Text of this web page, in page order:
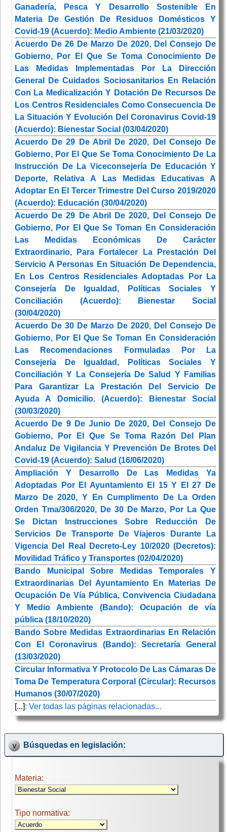
Ganadería, Pesca Y Desarrollo Sostenible En
Materia De Gestión De Residuos Domésticos Y
Covid-19 (Acuerdo): Medio Ambiente (21/03/2020)
Acuerdo De 26 De Marzo De 2020, Del Consejo De
Gobierno, Por El Que Se Toma Conocimiento De
Las Medidas Implementadas Por La Dirección
General De Cuidados Sociosanitarios En Relación
Con La Medicalización Y Dotación De Recursos De
Los Centros Residenciales Como Consecuencia De
La Situación Y Evolución Del Coronavirus Covid-19
(Acuerdo): Bienestar Social (03/04/2020)
Acuerdo De 29 De Abril De 2020, Del Consejo De
Gobierno, Por El Que Se Toma Conocimiento De La
Instrucción De La Viceconsejería De Educación Y
Deporte, Relativa A Las Medidas Educativas A
Adoptar En El Tercer Trimestre Del Curso 2019/2020
(Acuerdo): Educación (30/04/2020)
Acuerdo De 29 De Abril De 2020, Del Consejo De
Gobierno, Por El Que Se Toman En Consideración
Las Medidas Económicas De Carácter
Extraordinario, Para Fortalecer La Prestación Del
Servicio A Personas En Situación De Dependencia,
En Los Centros Residenciales Adoptadas Por La
Consejería De Igualdad, Políticas Sociales Y
Conciliación (Acuerdo): Bienestar Social
(30/04/2020)
Acuerdo De 30 De Marzo De 2020, Del Consejo De
Gobierno, Por El Que Se Toman En Consideración
Las Recomendaciones Formuladas Por La
Consejería De Igualdad, Políticas Sociales Y
Conciliación Y La Consejería De Salud Y Familias
Para Garantizar La Prestación Del Servicio De
Ayuda A Domicilio. (Acuerdo): Bienestar Social
(30/03/2020)
Acuerdo De 9 De Junio De 2020, Del Consejo De
Gobierno, Por El Que Se Toma Razón Del Plan
Andaluz De Vigilancia Y Prevención De Brotes Del
Covid-19 (Acuerdo): Salud (16/06/2020)
Ampliación Y Desarrollo De Las Medidas Ya
Adoptadas Por El Ayuntamiento El 15 Y El 27 De
Marzo De 2020, Y En Cumplimento De La Orden
Orden Tma/306/2020, De 30 De Marzo, Por La Que
Se Dictan Instrucciones Sobre Reducción De
Servicios De Transporte De Viajeros Durante La
Vigencia Del Real Decreto-Ley 10/2020 (Decretos):
Movilidad Tráfico y Transportes (02/04/2020)
Bando Municipal Sobre Medidas Temporales Y
Extraordinarias Del Ayuntamiento En Materias De
Ocupación De Vía Pública, Convivencia Ciudadana
Y Medio Ambiente (Bando): Ocupación de vía
pública (18/10/2020)
Bando Sobre Medidas Extraordinarias En Relación
Con El Coronavirus (Bando): Secretaría General
(13/03/2020)
Circular Informativa Y Protocolo De Las Cámaras De
Toma De Temperatura Corporal (Circular): Recursos
Humanos (30/07/2020)
[...]: Ver todas las páginas relacionadas...
Búsquedas en legislación:
Materia:
Tipo normativa: